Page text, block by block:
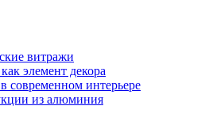
витражи
элемент декора
современном интерьере
из алюминия